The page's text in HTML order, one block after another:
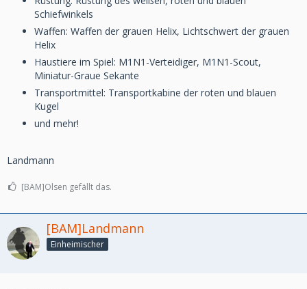
Schiefwinkels
Waffen: Waffen der grauen Helix, Lichtschwert der grauen
Helix
Haustiere im Spiel: M1N1-Verteidiger, M1N1-Scout,
Miniatur-Graue Sekante
Transportmittel: Transportkabine der roten und blauen
Kugel
und mehr!
Landmann
[BAM]Olsen gefällt das.
[BAM]Landmann
Einheimischer